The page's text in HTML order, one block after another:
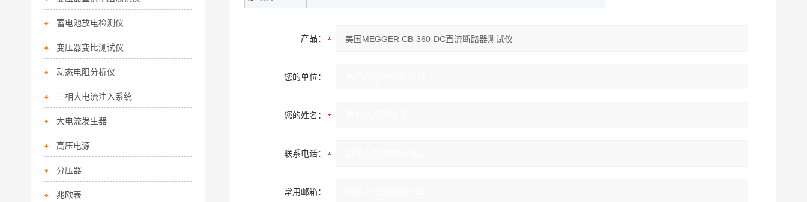
产品：
您的单位：
您的姓名：
联系电话：
常用邮箱：
蓄电池放电检测仪
变压器变比测试仪
动态电阻分析仪
三相大电流注入系统
大电流发生器
高压电源
分压器
兆欧表